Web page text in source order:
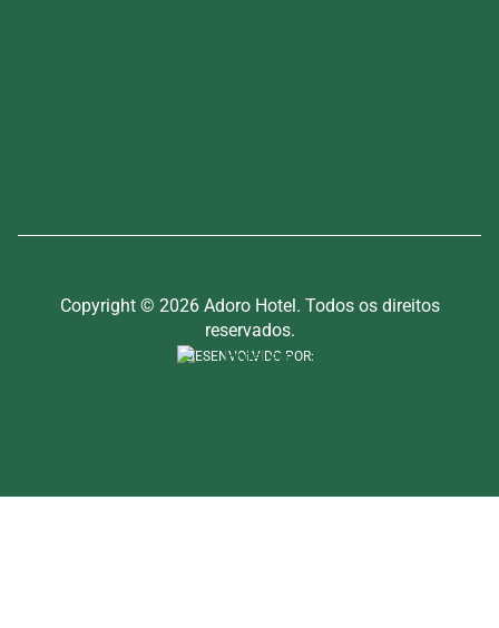
Copyright © 2026 Adoro Hotel. Todos os direitos
reservados.
DESENVOLVIDO POR: